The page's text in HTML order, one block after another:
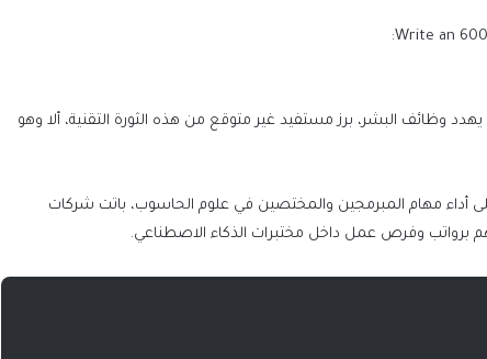
Write an
وظائف البشر، برز مستفيد غير متوقع من هذه الثورة التقنية، ألا وهو
أداء مهام المبرمجين والمختصين في علوم الحاسوب، باتت شركات
برواتب وفرص عمل داخل مختبرات الذكاء الاصطناعي.